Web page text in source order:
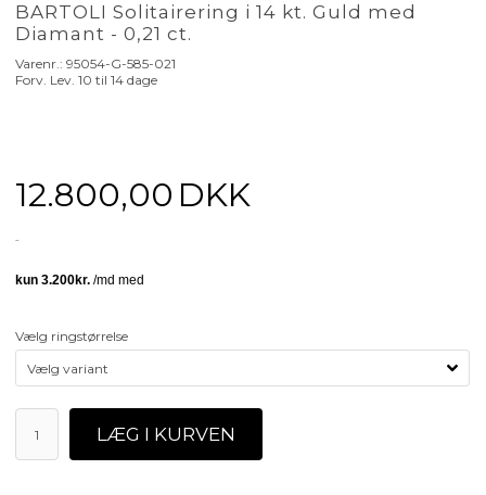
BARTOLI Solitairering i 14 kt. Guld med
Diamant - 0,21 ct.
Varenr.:95054-G-585-021
Forv. Lev. 10 til 14 dage
12.800,00 DKK
Vælg ringstørrelse